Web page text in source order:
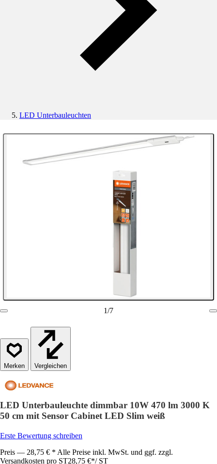
LED Unterbauleuchten
1/7
Vergleichen
LED Unterbauleuchte dimmbar 10W 470 lm 3000 K
50 cm mit Sensor Cabinet LED Slim weiß
Erste Bewertung schreiben
Preis — 28,75 € * Alle Preise inkl. MwSt. und ggf. zzgl.
Versandkosten pro ST28,75 €*/ ST